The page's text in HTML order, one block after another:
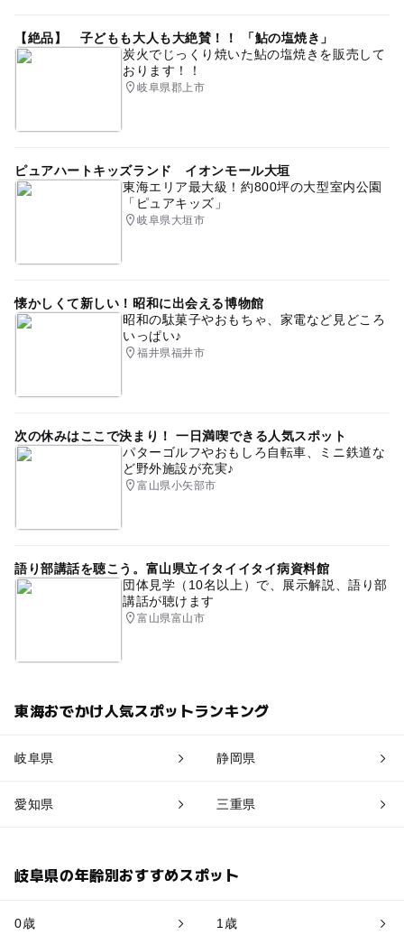
【絶品】 子どもも大人も大絶賛！！ 「鮎の塩焼き」
炭火でじっくり焼いた鮎の塩焼きを販売して
おります！！
岐阜県郡上市
ピュアハートキッズランド イオンモール大垣
東海エリア最大級！約800坪の大型室内公園
「ピュアキッズ」
岐阜県大垣市
懐かしくて新しい！昭和に出会える博物館
昭和の駄菓子やおもちゃ、家電など見どころ
いっぱい♪
福井県福井市
次の休みはここで決まり！ 一日満喫できる人気スポット
パターゴルフやおもしろ自転車、ミニ鉄道な
ど野外施設が充実♪
富山県小矢部市
語り部講話を聴こう。富山県立イタイイタイ病資料館
団体見学（10名以上）で、展示解説、語り部
講話が聴けます
富山県富山市
東海おでかけ人気スポットランキング
岐阜県 静岡県
愛知県 三重県
岐阜県の年齢別おすすめスポット
0歳 1歳